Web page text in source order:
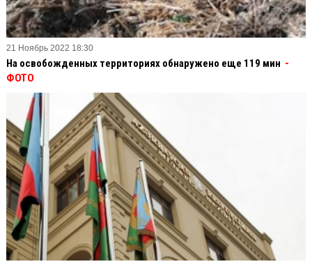
21 Ноябрь 2022 18:30
На освобожденных территориях обнаружено еще 119 мин -
ФОТО